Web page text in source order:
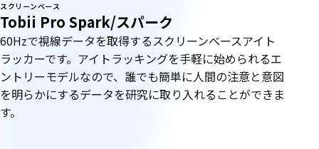
スクリーンベース
Tobii Pro Spark/スパーク
60Hzで視線データを取得するスクリーンベースアイト
ラッカーです。アイトラッキングを手軽に始められるエ
ントリーモデルなので、誰でも簡単に人間の注意と意図
を明らかにするデータを研究に取り入れることができま
す。